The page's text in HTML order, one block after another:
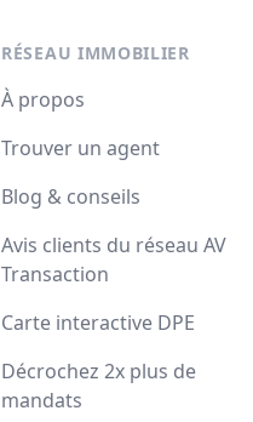
RÉSEAU IMMOBILIER
À propos
Trouver un agent
Blog & conseils
Avis clients du réseau AV
Transaction
Carte interactive DPE
Décrochez 2x plus de
mandats